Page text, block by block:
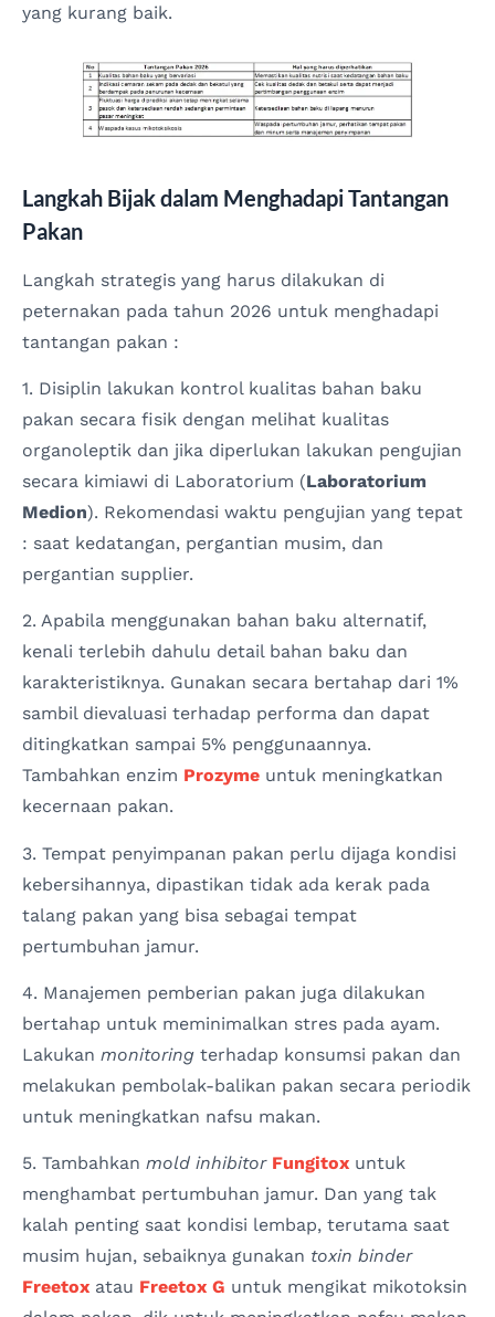
yang kurang baik.
Langkah Bijak dalam Menghadapi Tantangan
Pakan
Langkah strategis yang harus dilakukan di
peternakan pada tahun 2026 untuk menghadapi
tantangan pakan :
1. Disiplin lakukan kontrol kualitas bahan baku
pakan secara fisik dengan melihat kualitas
organoleptik dan jika diperlukan lakukan pengujian
secara kimiawi di Laboratorium (Laboratorium
Medion). Rekomendasi waktu pengujian yang tepat
: saat kedatangan, pergantian musim, dan
pergantian supplier.
2. Apabila menggunakan bahan baku alternatif,
kenali terlebih dahulu detail bahan baku dan
karakteristiknya. Gunakan secara bertahap dari 1%
sambil dievaluasi terhadap performa dan dapat
ditingkatkan sampai 5% penggunaannya.
Tambahkan enzim Prozyme untuk meningkatkan
kecernaan pakan.
3. Tempat penyimpanan pakan perlu dijaga kondisi
kebersihannya, dipastikan tidak ada kerak pada
talang pakan yang bisa sebagai tempat
pertumbuhan jamur.
4. Manajemen pemberian pakan juga dilakukan
bertahap untuk meminimalkan stres pada ayam.
Lakukan monitoring terhadap konsumsi pakan dan
melakukan pembolak-balikan pakan secara periodik
untuk meningkatkan nafsu makan.
5. Tambahkan mold inhibitor Fungitox untuk
menghambat pertumbuhan jamur. Dan yang tak
kalah penting saat kondisi lembap, terutama saat
musim hujan, sebaiknya gunakan toxin binder
Freetox atau Freetox G untuk mengikat mikotoksin